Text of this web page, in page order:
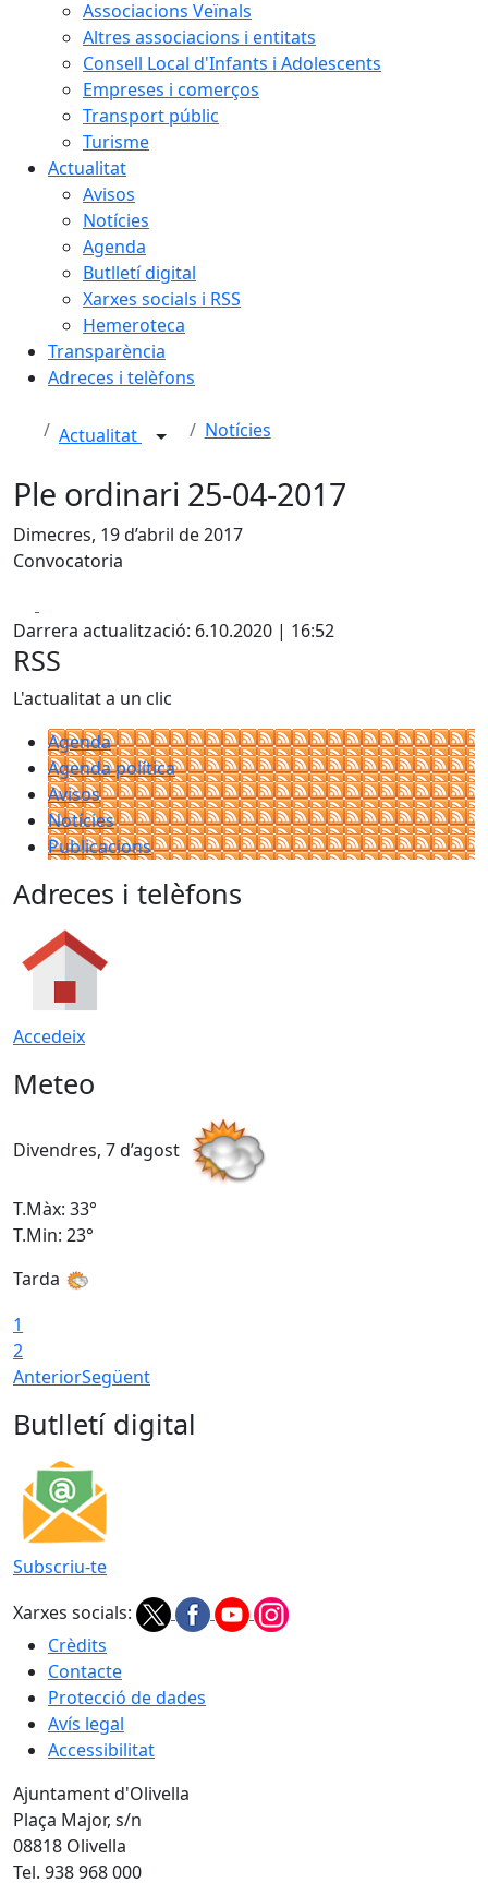
Associacions Veïnals
Altres associacions i entitats
Consell Local d'Infants i Adolescents
Empreses i comerços
Transport públic
Turisme
Actualitat
Avisos
Notícies
Agenda
Butlletí digital
Xarxes socials i RSS
Hemeroteca
Transparència
Adreces i telèfons
Actualitat Notícies
Ple ordinari 25-04-2017
Dimecres, 19 d’abril de 2017
Convocatoria
Darrera actualització: 6.10.2020 | 16:52
RSS
L'actualitat a un clic
Agenda
Agenda política
Avisos
Notícies
Publicacions
Adreces i telèfons
Accedeix
Meteo
Divendres, 7 d’agost
T.Màx: 33°
T.Min: 23°
Tarda
1
2
AnteriorSegüent
Butlletí digital
Subscriu-te
Xarxes socials:
Crèdits
Contacte
Protecció de dades
Avís legal
Accessibilitat
Ajuntament d'Olivella
Plaça Major, s/n
08818 Olivella
Tel. 938 968 000